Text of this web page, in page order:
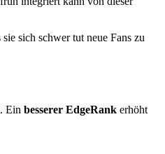
sich schwer tut neue Fans zu
Ein besserer EdgeRank erhöht